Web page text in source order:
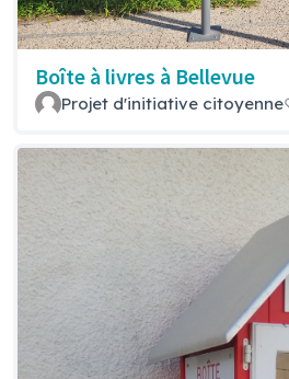
Boîte à livres à Bellevue
Projet d'initiative citoyenne